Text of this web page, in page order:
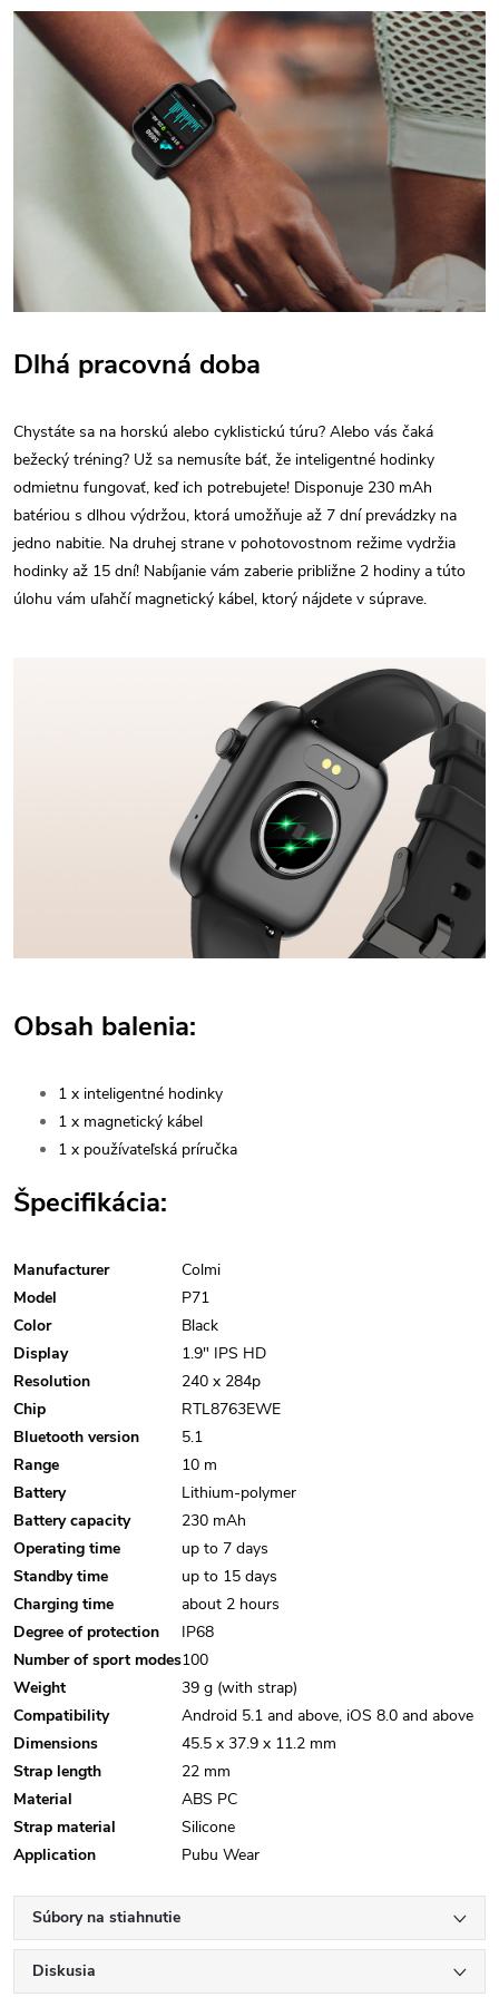
Dlhá pracovná doba
Chystáte sa na horskú alebo cyklistickú túru? Alebo vás čaká
bežecký tréning? Už sa nemusíte báť, že inteligentné hodinky
odmietnu fungovať, keď ich potrebujete! Disponuje 230 mAh
batériou s dlhou výdržou, ktorá umožňuje až 7 dní prevádzky na
jedno nabitie. Na druhej strane v pohotovostnom režime vydržia
hodinky až 15 dní! Nabíjanie vám zaberie približne 2 hodiny a túto
úlohu vám uľahčí magnetický kábel, ktorý nájdete v súprave.
Obsah balenia:
1 x inteligentné hodinky
1 x magnetický kábel
1 x používateľská príručka
Špecifikácia:
Manufacturer
Colmi
Model
P71
Color
Black
Display
1.9" IPS HD
Resolution
240 x 284p
Chip
RTL8763EWE
Bluetooth version
5.1
Range
10 m
Battery
Lithium-polymer
Battery capacity
230 mAh
Operating time
up to 7 days
Standby time
up to 15 days
Charging time
about 2 hours
Degree of protection
IP68
Number of sport modes100
Weight
39 g (with strap)
Compatibility
Android 5.1 and above, iOS 8.0 and above
Dimensions
45.5 x 37.9 x 11.2 mm
Strap length
22 mm
Material
ABS PC
Strap material
Silicone
Application
Pubu Wear
Súbory na stiahnutie
Diskusia